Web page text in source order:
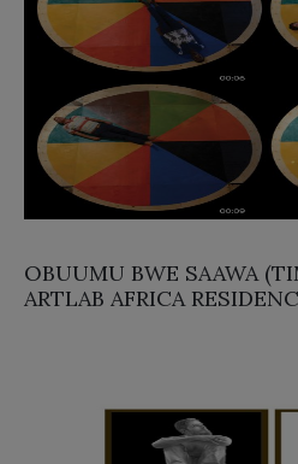
OBUUMU BWE SAAWA
ARTLAB AFRICA